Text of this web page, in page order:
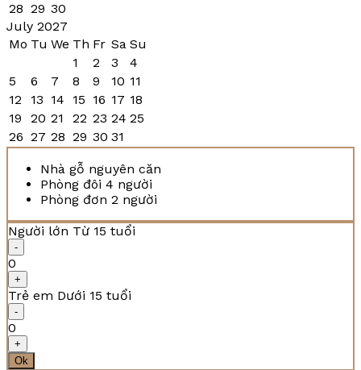
28 29 30
July 2027
Mo Tu We Th Fr Sa Su
1
2 3
4
5
6 7 8 9 10 11
12
13 14 15 16 17 18
19
20 21 22 23 24 25
26 27 28 29 30 31
Nhà gỗ nguyên căn
Phòng đôi 4 người
Phòng đơn 2 người
Người lớn Từ 15 tuổi
-
0
+
Trẻ em Dưới 15 tuổi
-
0
+
Ok